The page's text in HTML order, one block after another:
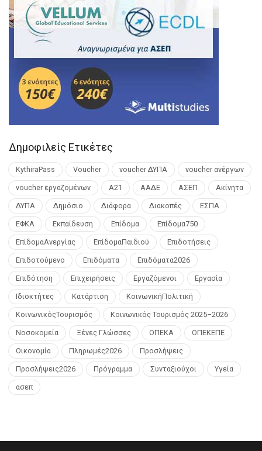
Δημοφιλείς Ετικέτες
KythiraPass Voucher voucher ΔΥΠΑ voucher ανέργων
voucher εργαζομένων Α21 ΑΑΔΕ ΑΣΕΠ Ακίνητα
ΔΥΠΑ Δημόσιο Διάφορα Διακοπές ΕΣΠΑ
ΕΦΚΑ Εκπαίδευση Επίδομα Επίδομα750
ΕπίδομαΑνεργίας ΕπίδομαΠαιδιού Επιδοτήσεις
Επιδοτούμενο Επιδόματα Επιδόματα2026
Επιδότηση Επιχειρήσεις Εργαζόμενοι Εργασία
Ιδιοκτήτες Κατάρτιση ΚοινωνικήΠολιτική
ΚοινωνικόςΤουρισμός Κοινωνικός Τουρισμός 2025–2026
Νοσοκομεία Ξένες Γλώσσες ΟΠΕΚΑ ΟΠΕΚΕΠΕ
Οικονομία Πληρωμές2026 Προσλήψεις
Προσλήψεις2026 Πρόγραμμα Συνταξιούχοι Υγεία
ασεπ